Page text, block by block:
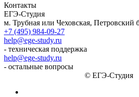
Контакты
ЕГЭ-Студия
м. Трубная или Чеховская, Петровский
+7 (495) 984-09-27
help@ege-study.ru
- техническая поддержка
help@ege-study.ru
- остальные вопросы
© ЕГЭ-Студия